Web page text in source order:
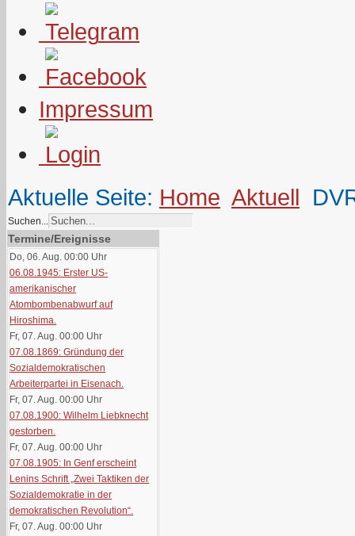
Impressum
Aktuelle Seite: Home Aktuell
Suchen...
Termine/Ereignisse
Do, 06. Aug. 00:00 Uhr
06.08.1945: Erster US-
amerikanischer
Atombombenabwurf auf
Hiroshima.
Fr, 07. Aug. 00:00 Uhr
07.08.1869: Gründung der
Sozialdemokratischen
Arbeiterpartei in Eisenach.
Fr, 07. Aug. 00:00 Uhr
07.08.1900: Wilhelm Liebknecht
gestorben.
Fr, 07. Aug. 00:00 Uhr
07.08.1905: In Genf erscheint
Lenins Schrift „Zwei Taktiken der
Sozialdemokratie in der
demokratischen Revolution“.
Fr, 07. Aug. 00:00 Uhr